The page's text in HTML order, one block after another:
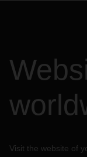
Visit the website of